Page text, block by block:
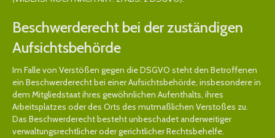
Beschwerde­recht bei der zuständigen
Aufsichts­behörde
Im Falle von Verstößen gegen die DSGVO steht den Betroffenen
ein Beschwerderecht bei einer Aufsichtsbehörde, insbesondere in
dem Mitgliedstaat ihres gewöhnlichen Aufenthalts, ihres
Arbeitsplatzes oder des Orts des mutmaßlichen Verstoßes zu.
Das Beschwerderecht besteht unbeschadet anderweitiger
verwaltungsrechtlicher oder gerichtlicher Rechtsbehelfe.